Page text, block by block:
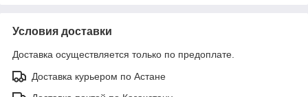
Условия доставки
Доставка осуществляется только по предоплате.
Доставка курьером по Астане